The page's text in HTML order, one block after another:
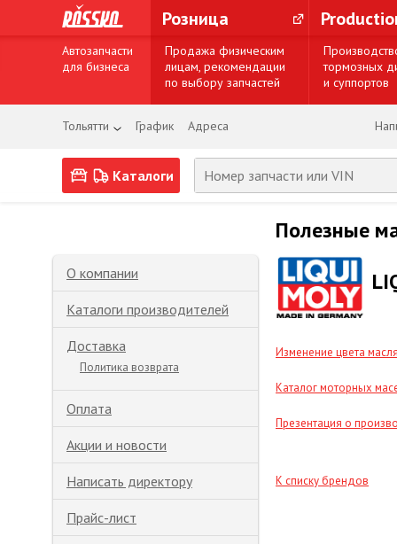
Розница
Автозапчасти
для бизнеса
Продажа физическим
лицам, рекомендации
по выбору запчастей
тормозных
и суппортов
Тольятти График Адреса
Каталоги
О компании
Каталоги производителей
Доставка
Политика возврата
Оплата
Акции и новости
Написать директору
Прайс-лист
Полезные
Изменение цвета
Каталог моторных
Презентация о
К списку брендов